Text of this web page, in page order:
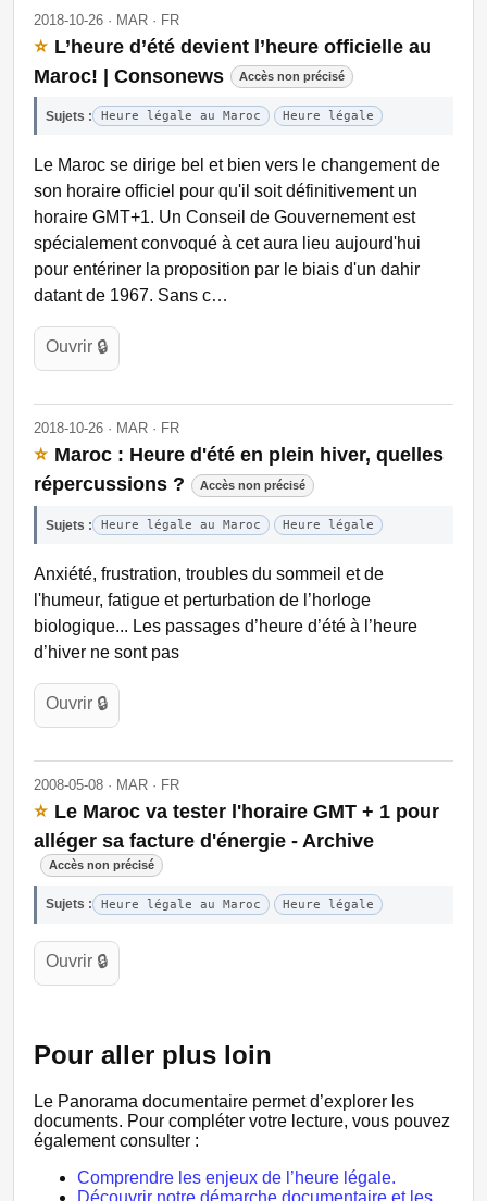
2018-10-26 · MAR · FR
⭐ L’heure d’été devient l’heure officielle au
Maroc! | Consonews
Accès non précisé
Sujets : Heure légale au Maroc Heure légale
Le Maroc se dirige bel et bien vers le changement de
son horaire officiel pour qu'il soit définitivement un
horaire GMT+1. Un Conseil de Gouvernement est
spécialement convoqué à cet aura lieu aujourd'hui
pour entériner la proposition par le biais d'un dahir
datant de 1967. Sans c…
Ouvrir 🔒
2018-10-26 · MAR · FR
⭐ Maroc : Heure d'été en plein hiver, quelles
répercussions ?
Accès non précisé
Sujets : Heure légale au Maroc Heure légale
Anxiété, frustration, troubles du sommeil et de
l'humeur, fatigue et perturbation de l’horloge
biologique... Les passages d’heure d’été à l’heure
d’hiver ne sont pas
Ouvrir 🔒
2008-05-08 · MAR · FR
⭐ Le Maroc va tester l'horaire GMT + 1 pour
alléger sa facture d'énergie - Archive
Accès non précisé
Sujets : Heure légale au Maroc Heure légale
Ouvrir 🔒
Pour aller plus loin
Le Panorama documentaire permet d’explorer les
documents. Pour compléter votre lecture, vous pouvez
également consulter :
Comprendre les enjeux de l’heure légale.
Découvrir notre démarche documentaire et les